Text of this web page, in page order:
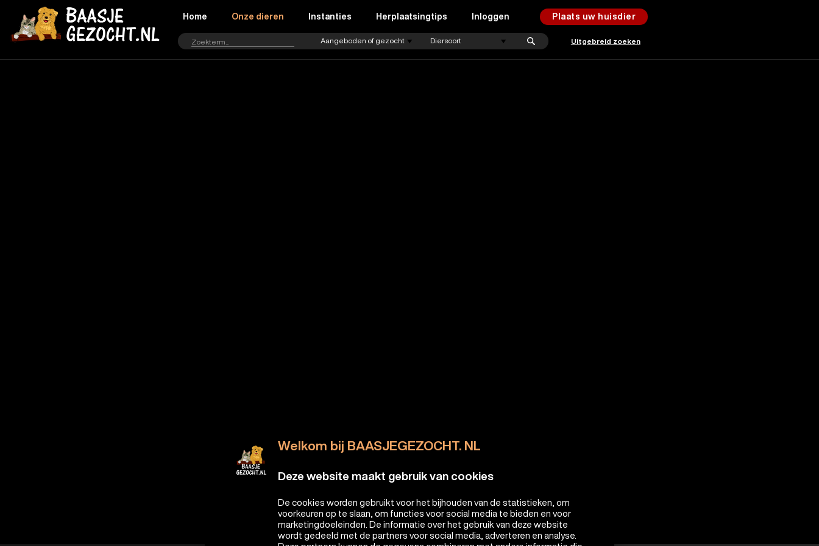
Welkom bij BAASJEGEZOCHT. NL
Deze website maakt gebruik van cookies
De cookies worden gebruikt voor het bijhouden van de statistieken, om
voorkeuren op te slaan, om functies voor social media te bieden en voor
marketingdoeleinden. De informatie over het gebruik van deze website
wordt gedeeld met de partners voor social media, adverteren en analyse.
Home Onze dieren Instanties Herplaatsingtips Inloggen Plaats uw huisdier
Uitgebreid zoeken